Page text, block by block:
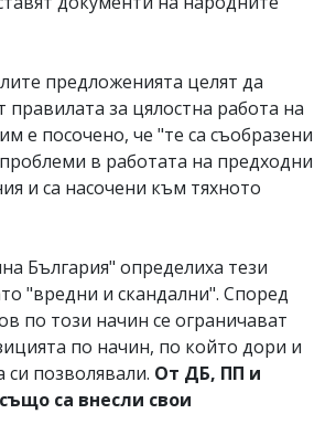
предложенията целят да
за цялостна работа на
е посочено, че "те са съобразени
в работата на предходни
и са насочени към тяхното
България" определиха тези
"вредни и скандални". Според
по този начин се ограничават
по начин, по който дори и
позволявали. От ДБ, ПП и
са внесли свои